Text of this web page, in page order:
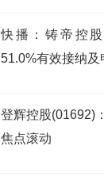
快播：铸帝控
51.0%有效接纳及
登辉控股(01692)
焦点滚动